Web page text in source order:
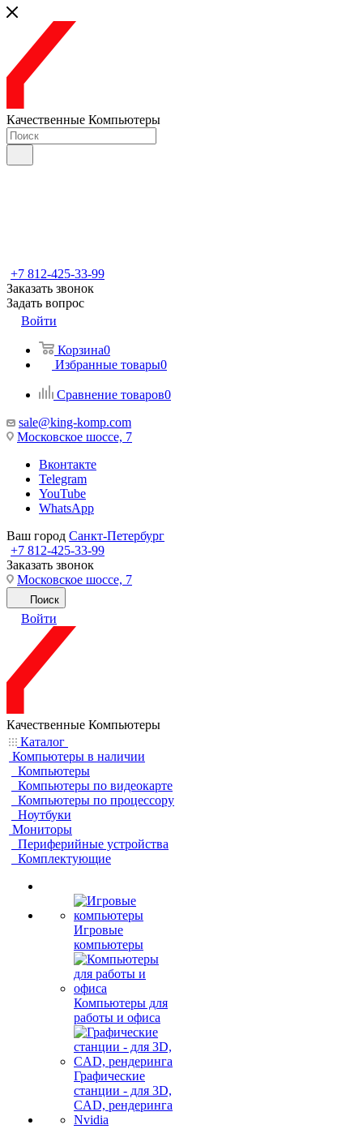
Качественные Компьютеры
+7 812-425-33-99
Заказать звонок
Задать вопрос
Войти
Корзина0
Избранные товары0
Сравнение товаров0
sale@king-komp.com
Московское шоссе, 7
Вконтакте
Telegram
YouTube
WhatsApp
Ваш город Санкт-Петербург
+7 812-425-33-99
Заказать звонок
Московское шоссе, 7
Поиск
Войти
Качественные Компьютеры
Каталог
Компьютеры в наличии
Компьютеры
Компьютеры по видеокарте
Компьютеры по процессору
Ноутбуки
Мониторы
Периферийные устройства
Комплектующие
Игровые
компьютеры
Компьютеры для
работы и офиса
Графические
станции - для 3D,
CAD, рендеринга
Nvidia